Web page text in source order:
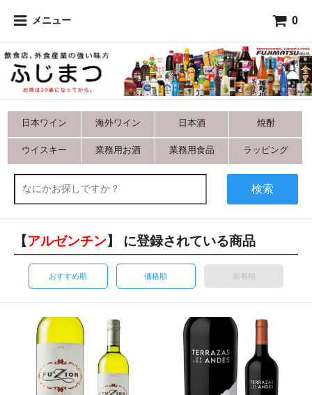
メニュー 0
日本ワイン 海外ワイン 日本酒 焼酎
ウイスキー 業務用お酒 業務用食品 ラッピング
検索
【アルゼンチン】 に登録されている商品
おすすめ順 価格順 新着順